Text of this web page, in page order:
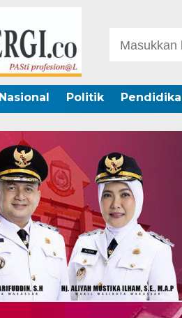
Nasional Politik